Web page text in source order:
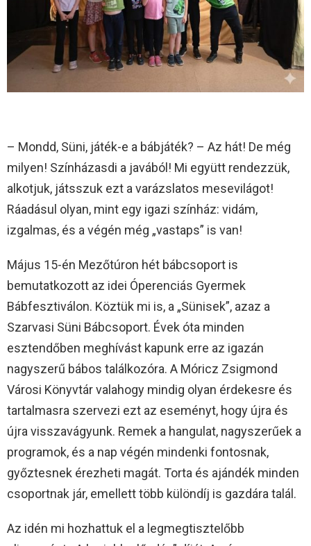
– Mondd, Süni, játék-e a bábjáték? – Az hát! De még
milyen! Színházasdi a javából! Mi együtt rendezzük,
alkotjuk, játsszuk ezt a varázslatos mesevilágot!
Ráadásul olyan, mint egy igazi színház: vidám,
izgalmas, és a végén még „vastaps” is van!
Május 15-én Mezőtúron hét bábcsoport is
bemutatkozott az idei Óperenciás Gyermek
Bábfesztiválon. Köztük mi is, a „Sünisek”, azaz a
Szarvasi Süni Bábcsoport. Évek óta minden
esztendőben meghívást kapunk erre az igazán
nagyszerű bábos találkozóra. A Móricz Zsigmond
Városi Könyvtár valahogy mindig olyan érdekesre és
tartalmasra szervezi ezt az eseményt, hogy újra és
újra visszavágyunk. Remek a hangulat, nagyszerűek a
programok, és a nap végén mindenki fontosnak,
győztesnek érezheti magát. Torta és ajándék minden
csoportnak jár, emellett több különdíj is gazdára talál.
Az idén mi hozhattuk el a legmegtisztelőbb